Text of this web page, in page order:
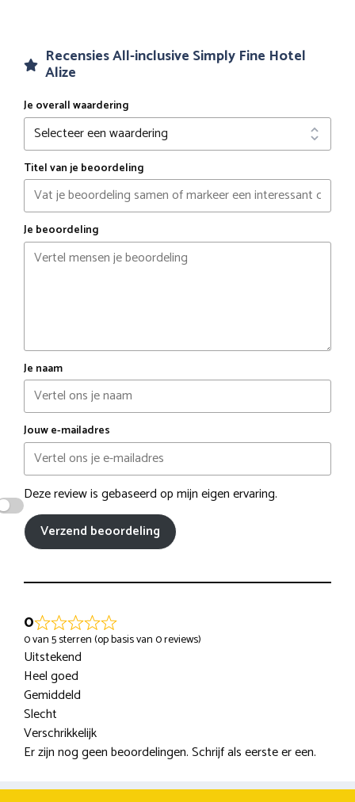
Recensies All-inclusive Simply Fine Hotel
Alize
Je overall waardering
Titel van je beoordeling
Je beoordeling
Je naam
Jouw e-mailadres
Deze review is gebaseerd op mijn eigen ervaring.
Verzend beoordeling
0
0 van 5 sterren (op basis van 0 reviews)
Uitstekend
Heel goed
Gemiddeld
Slecht
Verschrikkelijk
Er zijn nog geen beoordelingen. Schrijf als eerste er een.